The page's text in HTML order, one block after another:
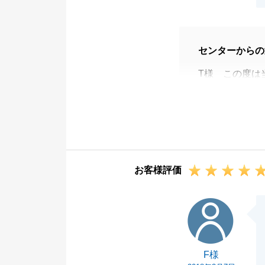
センターから
T様 この度は
初めての収益
今回のT様のコ
今後お困り事
引き続きよろ
お客様評価
F様